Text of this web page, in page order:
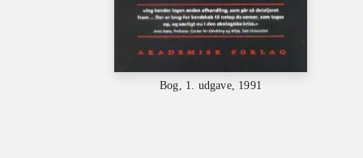
Bog, 1. udgave, 1991